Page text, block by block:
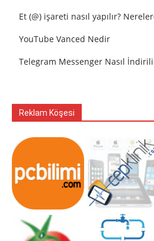
Et (@) işareti nasıl yapılır?
YouTube Vanced Nedir
Telegram Messenger Nasıl
Reklam Köşesi